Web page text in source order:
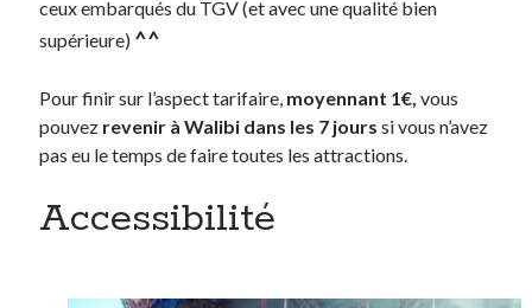
ceux embarqués du TGV (et avec une qualité bien
supérieure) ^^
Pour finir sur l’aspect tarifaire, moyennant 1€,vous
pouvez revenir à Walibi dans les 7 jours si vous n’avez
pas eu le temps de faire toutes les attractions.
Accessibilité